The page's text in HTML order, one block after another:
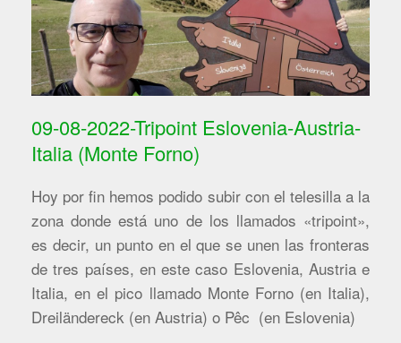
09-08-2022-Tripoint Eslovenia-Austria-
Italia (Monte Forno)
Hoy por fin hemos podido subir con el telesilla a la
zona donde está uno de los llamados «tripoint»,
es decir, un punto en el que se unen las fronteras
de tres países, en este caso Eslovenia, Austria e
Italia, en el pico llamado Monte Forno (en Italia),
Dreiländereck (en Austria) o Pêc (en Eslovenia)